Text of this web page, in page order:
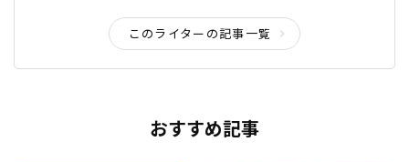
このライターの記事一覧
おすすめ記事